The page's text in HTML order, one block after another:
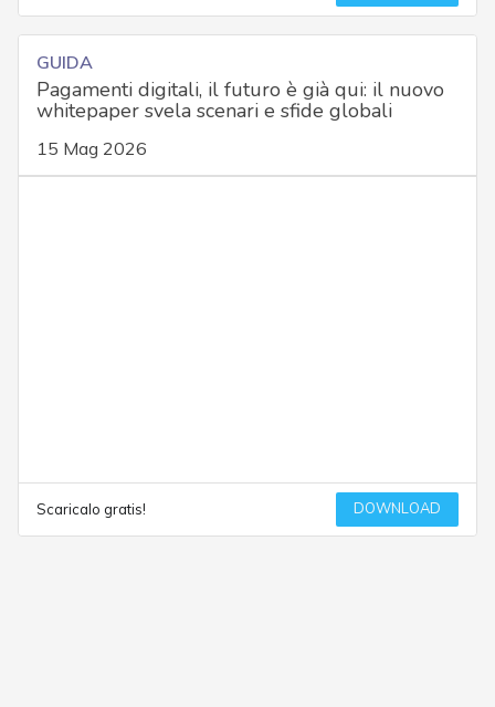
GUIDA
Pagamenti digitali, il futuro è già qui: il nuovo
whitepaper svela scenari e sfide globali
15 Mag 2026
Scaricalo gratis! DOWNLOAD